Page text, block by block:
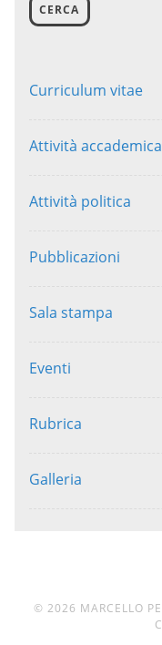
CERCA
Curriculum vitae
Attività accademica
Attività politica
Pubblicazioni
Sala stampa
Eventi
Rubrica
Galleria
© 2026 MARCELLO